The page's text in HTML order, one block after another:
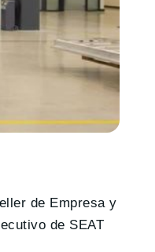
de Empresa y
de SEAT